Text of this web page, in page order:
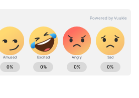
India News) ಮತ್ತು ಜಗತ್ತಿನ